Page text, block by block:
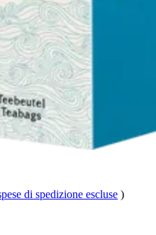
di spedizione escluse )